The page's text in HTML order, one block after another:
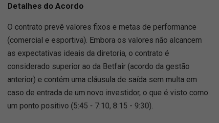
Detalhes do Acordo
O contrato prevê valores fixos e metas de performance
(comercial e esportiva). Embora os valores não alcancem
as expectativas ideais da diretoria, o contrato é
considerado superior ao da Betfair (acordo da gestão
anterior) e contém uma cláusula de saída sem multa em
caso de entrada de um novo investidor, o que é visto como
um ponto positivo (5:45 - 7:10, 8:15 - 9:30).